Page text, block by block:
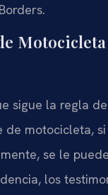
sigue la regla de
motocicleta,
se le
los